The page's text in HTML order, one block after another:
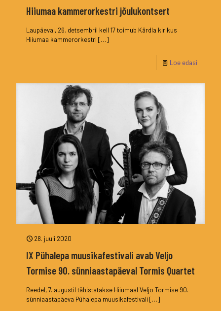
Hiiumaa kammerorkestri jõulukontsert
Laupäeval, 26. detsembril kell 17 toimub Kärdla kirikus
Hiiumaa kammerorkestri […]
Loe edasi
28. juuli 2020
IX Pühalepa muusikafestivali avab Veljo
Tormise 90. sünniaastapäeval Tormis Quartet
Reedel, 7. augustil tähistatakse Hiiumaal Veljo Tormise 90.
sünniaastapäeva Pühalepa muusikafestivali […]